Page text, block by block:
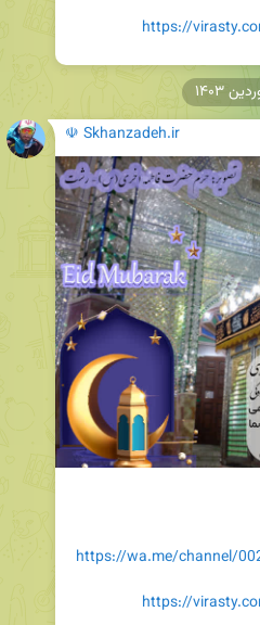
https://
☫ Skhanzadeh.ir
https://wa.me/channel/
https://